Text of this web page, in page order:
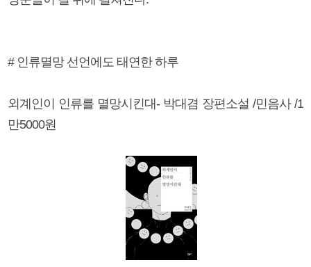
# 인류멸망 선언에도 태연한 하루
외계인이 인류를 멸망시킨대- 박대겸 장편소설 /민음사 /1
만5000원